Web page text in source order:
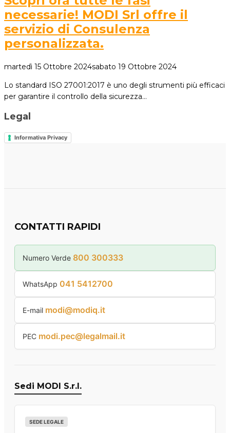
necessarie! MODI Srl offre il
servizio di Consulenza
personalizzata.
martedì 15 Ottobre 2024sabato 19 Ottobre 2024
Lo standard ISO 27001:2017 è uno degli strumenti più efficaci
per garantire il controllo della sicurezza…
Legal
Informativa Privacy
CONTATTI RAPIDI
Numero Verde 800 300333
WhatsApp 041 5412700
E-mail modi@modiq.it
PEC modi.pec@legalmail.it
Sedi MODI S.r.l.
SEDE LEGALE